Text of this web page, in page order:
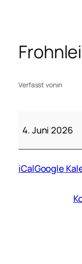
springen
Verfasst vonin
4. Juni 2026
iCalGoogle